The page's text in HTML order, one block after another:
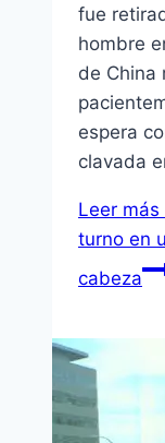
fue
hombre
de China
espera
clavada
Leer más
turno en
cabeza